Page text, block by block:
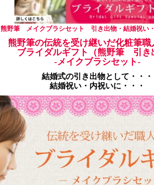
熊野筆 メイクブラシセット 引き出物・結婚祝い
熊野筆の伝統を受け継いだ化粧筆職
ブライダルギフト（熊野筆 引き
-メイクブラシセット-
結婚式の引き出物として・・・
結婚祝い・内祝いに・・・